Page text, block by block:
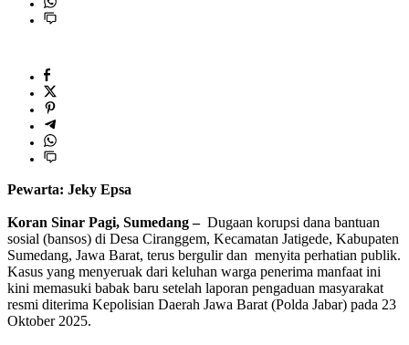
Pewarta: Jeky Epsa
‎Koran Sinar Pagi, Sumedang –Dugaan korupsi dana bantuan
sosial (bansos) di Desa Ciranggem, Kecamatan Jatigede, Kabupaten
Sumedang, Jawa Barat, terus bergulir dan menyita perhatian publik.
Kasus yang menyeruak dari keluhan warga penerima manfaat ini
kini memasuki babak baru setelah laporan pengaduan masyarakat
resmi diterima Kepolisian Daerah Jawa Barat (Polda Jabar) pada 23
Oktober 2025.